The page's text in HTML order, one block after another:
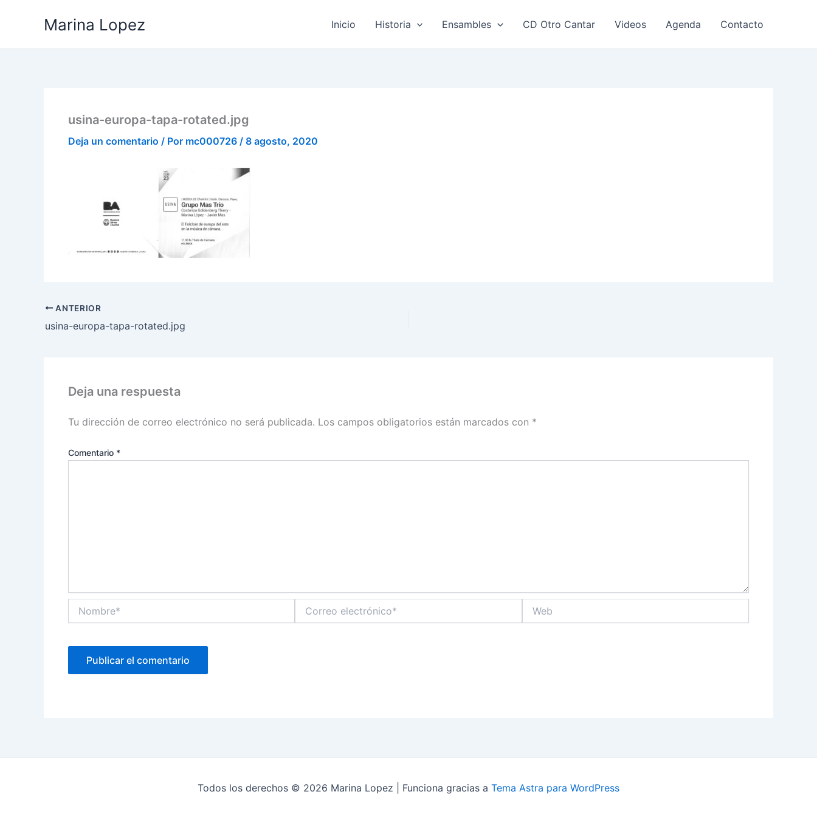
Marina Lopez Inicio Historia Ensambles CD Otro Cantar Videos Agenda Contacto
usina-europa-tapa-rotated.jpg
Deja un comentario / Por mc000726 / 8 agosto, 2020
ANTERIOR
usina-europa-tapa-rotated.jpg
Deja una respuesta
Tu dirección de correo electrónico no será publicada. Los campos obligatorios están marcados con *
Comentario *
electrónico*
Todos los derechos © 2026 Marina Lopez | Funciona gracias a Tema Astra para WordPress